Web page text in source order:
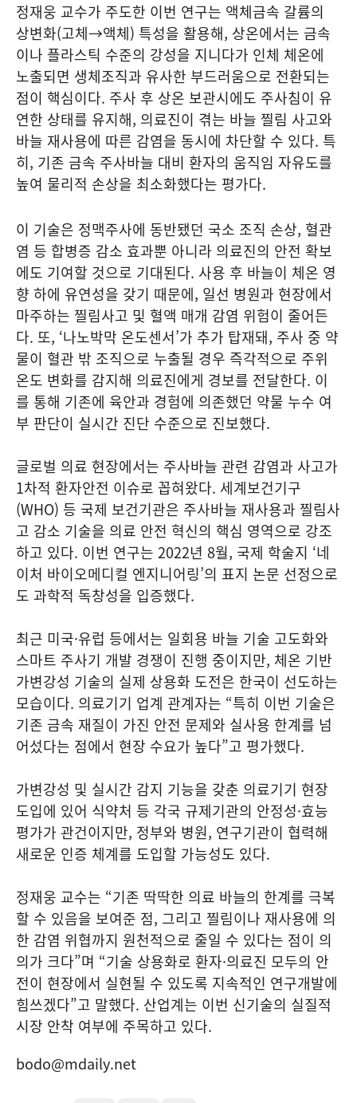
정재웅 교수가 주도한 이번 연구는 액체금속 갈륨의
상변화(고체→액체) 특성을 활용해, 상온에서는 금속
이나 플라스틱 수준의 강성을 지니다가 인체 체온에
노출되면 생체조직과 유사한 부드러움으로 전환되는
점이 핵심이다. 주사 후 상온 보관시에도 주사침이 유
연한 상태를 유지해, 의료진이 겪는 바늘 찔림 사고와
바늘 재사용에 따른 감염을 동시에 차단할 수 있다. 특
히, 기존 금속 주사바늘 대비 환자의 움직임 자유도를
높여 물리적 손상을 최소화했다는 평가다.
이 기술은 정맥주사에 동반됐던 국소 조직 손상, 혈관
염 등 합병증 감소 효과뿐 아니라 의료진의 안전 확보
에도 기여할 것으로 기대된다. 사용 후 바늘이 체온 영
향 하에 유연성을 갖기 때문에, 일선 병원과 현장에서
마주하는 찔림사고 및 혈액 매개 감염 위험이 줄어든
다. 또, ‘나노박막 온도센서’가 추가 탑재돼, 주사 중 약
물이 혈관 밖 조직으로 누출될 경우 즉각적으로 주위
온도 변화를 감지해 의료진에게 경보를 전달한다. 이
를 통해 기존에 육안과 경험에 의존했던 약물 누수 여
부 판단이 실시간 진단 수준으로 진보했다.
글로벌 의료 현장에서는 주사바늘 관련 감염과 사고가
1차적 환자안전 이슈로 꼽혀왔다. 세계보건기구
(WHO) 등 국제 보건기관은 주사바늘 재사용과 찔림사
고 감소 기술을 의료 안전 혁신의 핵심 영역으로 강조
하고 있다. 이번 연구는 2022년 8월, 국제 학술지 ‘네
이처 바이오메디컬 엔지니어링’의 표지 논문 선정으로
도 과학적 독창성을 입증했다.
최근 미국·유럽 등에서는 일회용 바늘 기술 고도화와
스마트 주사기 개발 경쟁이 진행 중이지만, 체온 기반
가변강성 기술의 실제 상용화 도전은 한국이 선도하는
모습이다. 의료기기 업계 관계자는 “특히 이번 기술은
기존 금속 재질이 가진 안전 문제와 실사용 한계를 넘
어섰다는 점에서 현장 수요가 높다”고 평가했다.
가변강성 및 실시간 감지 기능을 갖춘 의료기기 현장
도입에 있어 식약처 등 각국 규제기관의 안정성·효능
평가가 관건이지만, 정부와 병원, 연구기관이 협력해
새로운 인증 체계를 도입할 가능성도 있다.
정재웅 교수는 “기존 딱딱한 의료 바늘의 한계를 극복
할 수 있음을 보여준 점, 그리고 찔림이나 재사용에 의
한 감염 위협까지 원천적으로 줄일 수 있다는 점이 의
의가 크다”며 “기술 상용화로 환자·의료진 모두의 안
전이 현장에서 실현될 수 있도록 지속적인 연구개발에
힘쓰겠다”고 말했다. 산업계는 이번 신기술의 실질적
시장 안착 여부에 주목하고 있다.
bodo@mdaily.net